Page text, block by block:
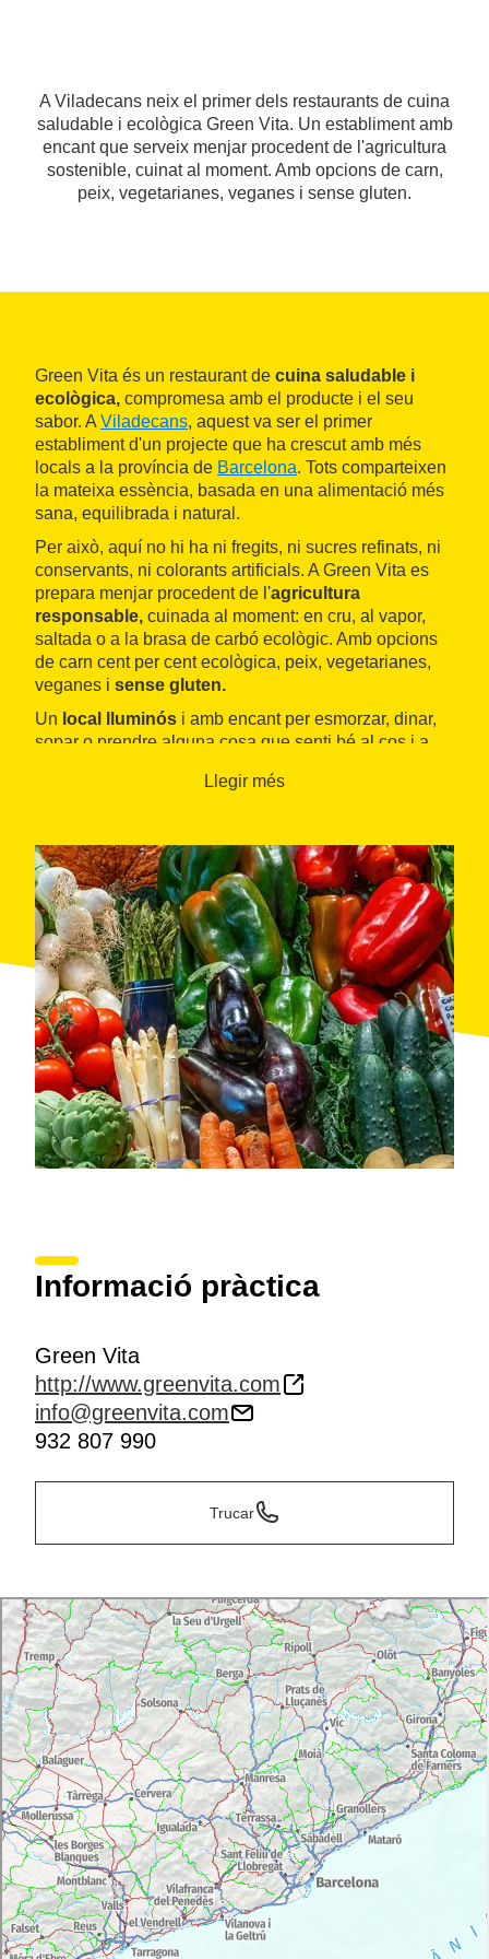
A Viladecans neix el primer dels restaurants de cuina
saludable i ecològica Green Vita. Un establiment amb
encant que serveix menjar procedent de l'agricultura
sostenible, cuinat al moment. Amb opcions de carn,
peix, vegetarianes, veganes i sense gluten.
Green Vita és un restaurant de cuina saludable i
ecològica, compromesa amb el producte i el seu
sabor. A Viladecans, aquest va ser el primer
establiment d'un projecte que ha crescut amb més
locals a la província de Barcelona. Tots comparteixen
la mateixa essència, basada en una alimentació més
sana, equilibrada i natural.
Per això, aquí no hi ha ni fregits, ni sucres refinats, ni
conservants, ni colorants artificials. A Green Vita es
prepara menjar procedent de l'agricultura
responsable, cuinada al moment: en cru, al vapor,
saltada o a la brasa de carbó ecològic. Amb opcions
de carn cent per cent ecològica, peix, vegetarianes,
veganes i sense gluten.
Un local lluminós i amb encant per esmorzar, dinar,
sopar o prendre alguna cosa que senti bé al cos i a
Llegir més
Informació pràctica
Green Vita
http://www.greenvita.com
info@greenvita.com
932 807 990
Trucar